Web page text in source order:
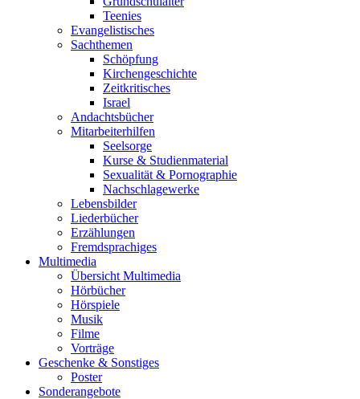
Teenies
Evangelistisches
Sachthemen
Schöpfung
Kirchengeschichte
Zeitkritisches
Israel
Andachtsbücher
Mitarbeiterhilfen
Seelsorge
Kurse & Studienmaterial
Sexualität & Pornographie
Nachschlagewerke
Lebensbilder
Liederbücher
Erzählungen
Fremdsprachiges
Multimedia
Übersicht Multimedia
Hörbücher
Hörspiele
Musik
Filme
Vorträge
Geschenke & Sonstiges
Poster
Sonderangebote